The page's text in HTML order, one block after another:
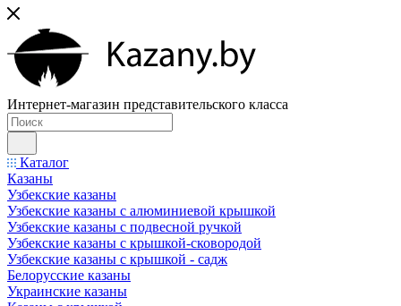
Интернет-магазин представительского класса
Каталог
Казаны
Узбекские казаны
Узбекские казаны с алюминиевой крышкой
Узбекские казаны с подвесной ручкой
Узбекские казаны с крышкой-сковородой
Узбекские казаны с крышкой - садж
Белорусские казаны
Украинские казаны